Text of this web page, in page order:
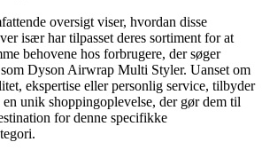
oversigt viser, hvordan disse
især har tilpasset deres sortiment for at
behovene hos forbrugere, der søger
Dyson Airwrap Multi Styler. Uanset om
ekspertise eller personlig service, tilbyder
unik shoppingoplevelse, der gør dem til
for denne specifikke